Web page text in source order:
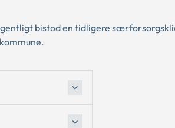
bistod en tidligere